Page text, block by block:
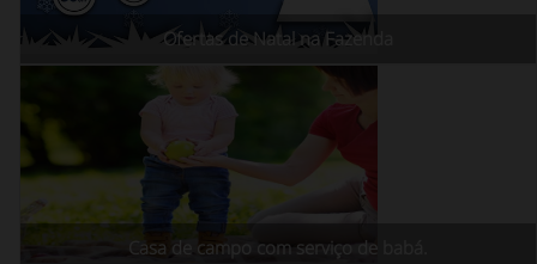
Ofertas de Natal na Fazenda
Casa de campo com serviço de babá.